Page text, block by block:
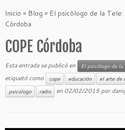
contenido
Inicio » Blog » El psicólogo de la Tele:
Córdoba
COPE Córdoba
Esta entrada se publicó en El psicólogo de la
etiquetó como
cope educación el arte de
psicologo
radio en 02/02/2015 por